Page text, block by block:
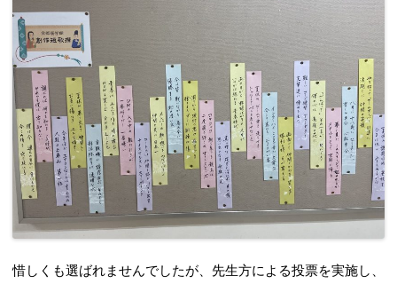
惜しくも選ばれませんでしたが、先生方による投票を実施し、